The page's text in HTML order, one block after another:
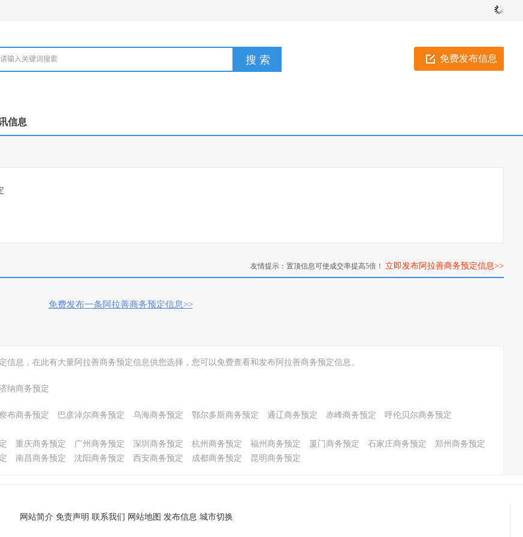
免费发布信息
信息
友情提示：置顶信息可使成交率提高5倍！ 立即发布阿拉善商务预定信息>>
免费发布一条阿拉善商务预定信息>>
信息，在此有大量阿拉善商务预定信息供您选择，您可以免费查看和发布阿拉善商务预定信息。
纳商务预定
布商务预定 巴彦淖尔商务预定 乌海商务预定 鄂尔多斯商务预定 通辽商务预定 赤峰商务预定
呼伦贝尔商务预定
重庆商务预定 广州商务预定 深圳商务预定 杭州商务预定 福州商务预定 厦门商务预定 石家庄商务预定
郑州商务预定
南昌商务预定 沈阳商务预定 西安商务预定 成都商务预定 昆明商务预定
网站简介 免责声明 联系我们 网站地图 发布信息 城市切换